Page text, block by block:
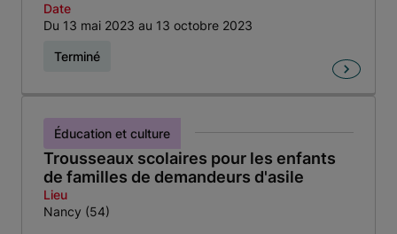
Date
Du 13 mai 2023 au 13 octobre 2023
Terminé
Trousseaux scolaires pour les enfants
de familles de demandeurs d'asile
Éducation et culture
Lieu
Nancy (54)